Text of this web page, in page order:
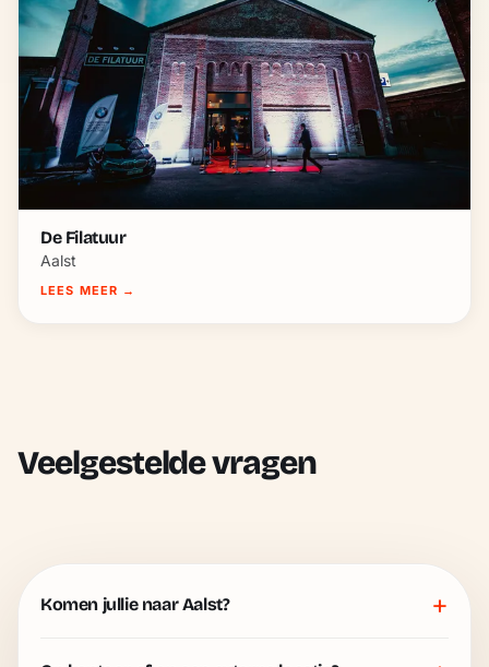
De Filatuur
Aalst
LEES MEER →
Veelgestelde vragen
Komen jullie naar Aalst? +